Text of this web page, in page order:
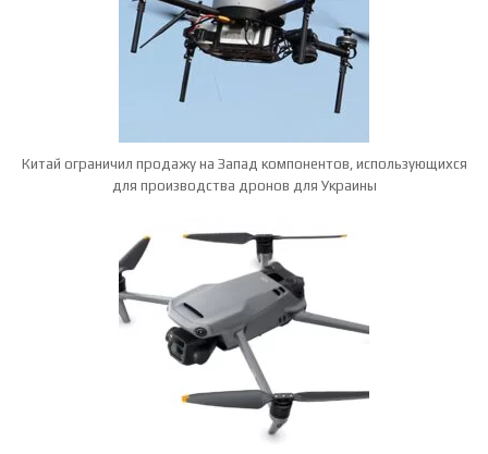
Китай ограничил продажу на Запад компонентов, использующихся
для производства дронов для Украины